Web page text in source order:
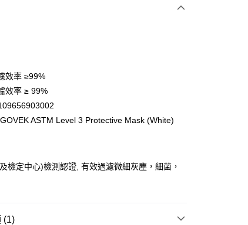
滿HK$300.00或以上免運費
效率 ≥99%
效率 ≥ 99%
ASTM Level 3 Protective Mask (White)
檢定中心)檢測認證, 有效過濾微細灰塵，細菌，
(1)